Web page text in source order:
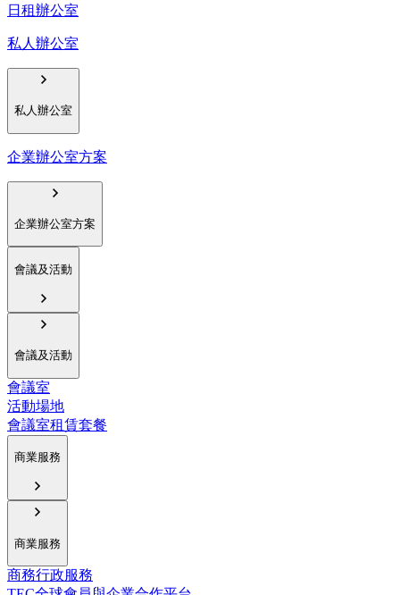
日租辦公室
私人辦公室
私人辦公室
企業辦公室方案
企業辦公室方案
會議及活動
會議及活動
會議室
活動場地
會議室租賃套餐
商業服務
商業服務
商務行政服務